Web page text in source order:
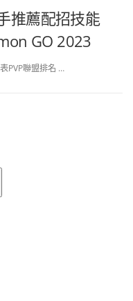
推薦配招技能
GO 2023
PVP聯盟排名 …